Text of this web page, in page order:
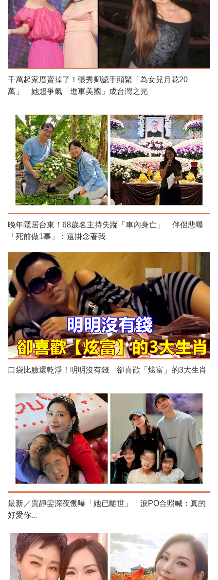
千萬起家厝賣掉了！張秀卿認手頭緊「為女兒月花20
萬」 她超爭氣「進軍美國」成台灣之光
晚年隱居台東！68歲名主持失蹤「車內身亡」 伴侶悲曝
「死前做1事」：還掛念著我
口袋比臉還乾淨！明明沒有錢 卻喜歡「炫富」的3大生肖
最新／賈靜雯深夜慟曝「她已離世」 淚PO合照喊：真的
好愛你...